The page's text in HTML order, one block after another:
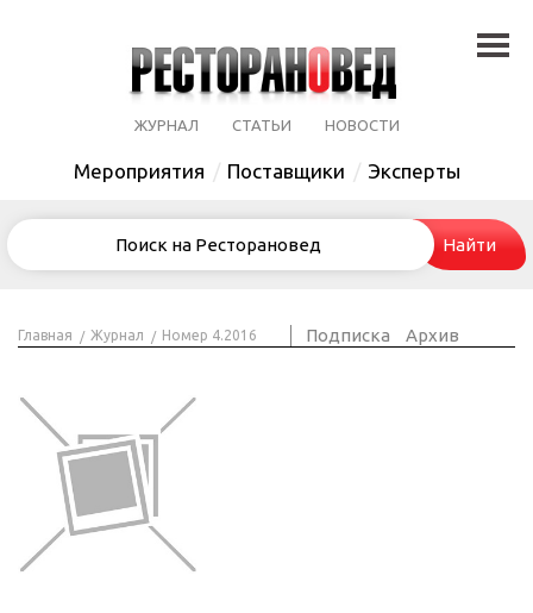
ЖУРНАЛ СТАТЬИ НОВОСТИ
Мероприятия Поставщики Эксперты
Главная Журнал Номер 4.2016 Подписка Архив